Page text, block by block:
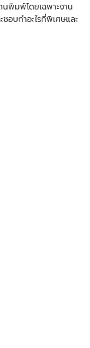
นพิมพ์โดยเฉพาะงาน
อบทำอะไรที่พิเศษและ